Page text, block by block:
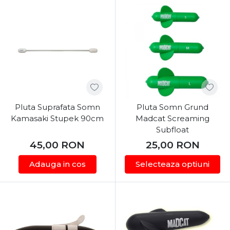
Plutele Subacvatice (U-Floats):Sunt vedetele
pescuitului la staționar pe râuri și Dunăre. Spre
deosebire de plutele clasice, acestea se
montează direct pe forfac, sub apă, la o distanță
mică de cârlig. Rolul lor este de a ridica
momeala de pe substrat pentru a o proteja de
atacul racilor și pentru a o poziționa deasupra
patrulează nocturn. Oferim modele simple sau
plute subacvatice cu elice (propeller)
, care se
pentru linia laterală a somnului.
Plutele de Suprafață (Inline sau cu Vârtej):
Modele masive, cu portanțe cuprinse între
clasic cu plută culisantă pe lacuri sau în
tehnicile moderne de tip „baliză” ori „rupere”
Pluta Suprafata Somn
Kamasaki Stupek 90cm
45,00 RON
Adauga in cos
Pluta Somn Grund
Madcat Screaming
Subfloat
25,00 RON
Selecteaza optiuni